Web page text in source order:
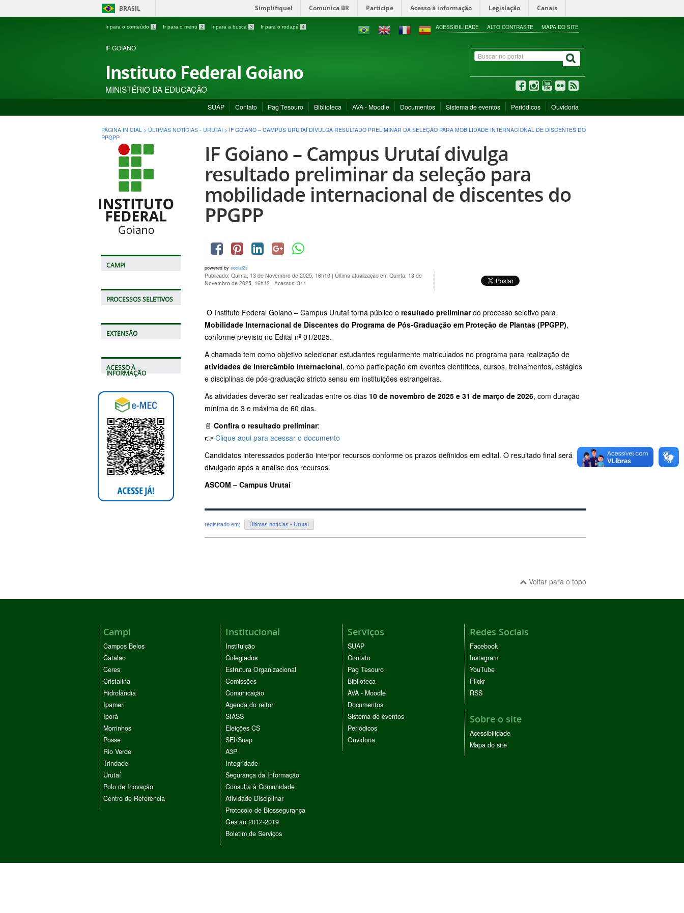
BRASIL Simplifique! Comunica BR Participe Acesso à informação Legislação Canais
Ir para o conteúdo 1 Ir para o menu 2 Ir para a busca 3 Ir para o rodapé 4 ACESSIBILIDADE ALTO CONTRASTE MAPA DO SITE
IF GOIANO
Instituto Federal Goiano
MINISTÉRIO DA EDUCAÇÃO
SUAP Contato Pag Tesouro Biblioteca AVA - Moodle Documentos Sistema de eventos Periódicos Ouvidoria
PÁGINA INICIAL > ÚLTIMAS NOTÍCIAS - URUTAI > IF GOIANO – CAMPUS URUTAÍ DIVULGA RESULTADO PRELIMINAR DA SELEÇÃO PARA MOBILIDADE INTERNACIONAL DE DISCENTES DO
PPGPP
CAMPI
PROCESSOS SELETIVOS
EXTENSÃO
ACESSO À
INFORMAÇÃO
IF Goiano – Campus Urutaí divulga
resultado preliminar da seleção para
mobilidade internacional de discentes do
PPGPP
powered by social2s
Publicado: Quinta, 13 de Novembro de 2025, 16h10 | Última atualização em Quinta, 13 de
Novembro de 2025, 16h12 | Acessos: 311
O Instituto Federal Goiano – Campus Urutaí torna público o resultado preliminardo processo seletivo para
Mobilidade Internacional de Discentes do Programa de Pós-Graduação em Proteção de Plantas (PPGPP),
conforme previsto no Edital nº 01/2025.
A chamada tem como objetivo selecionar estudantes regularmente matriculados no programa para realização de
atividades de intercâmbio internacional, como participação em eventos científicos, cursos, treinamentos, estágios
e disciplinas de pós-graduação stricto sensu em instituições estrangeiras.
As atividades deverão ser realizadas entre os dias 10 de novembro de 2025 e 31 de março de 2026, com duração
mínima de 3 e máxima de 60 dias.
📄 Confira o resultado preliminar:
👉 Clique aqui para acessar o documento
Candidatos interessados poderão interpor recursos conforme os prazos definidos em edital. O resultado final será
divulgado após a análise dos recursos.
ASCOM – Campus Urutaí
registrado em: Últimas notícias - Urutaí
Voltar para o topo
Campi
Campos Belos
Catalão
Ceres
Cristalina
Hidrolândia
Ipameri
Iporá
Morrinhos
Posse
Rio Verde
Trindade
Urutaí
Polo de Inovação
Centro de Referência
Institucional
Instituição
Colegiados
Estrutura Organizacional
Comissões
Comunicação
Agenda do reitor
SIASS
Eleições CS
SEI/Suap
A3P
Integridade
Segurança da Informação
Consulta à Comunidade
Atividade Disciplinar
Protocolo de Biossegurança
Gestão 2012-2019
Boletim de Serviços
Serviços
SUAP
Contato
Pag Tesouro
Biblioteca
AVA - Moodle
Documentos
Sistema de eventos
Periódicos
Ouvidoria
Redes Sociais
Facebook
Instagram
YouTube
Flickr
RSS
Sobre o site
Acessibilidade
Mapa do site